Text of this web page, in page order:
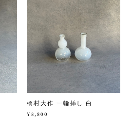
橋村大作 一輪挿し 白
¥8,800